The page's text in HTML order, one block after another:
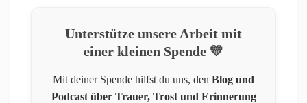
Unterstütze unsere Arbeit mit
einer kleinen Spende 💛
Mit deiner Spende hilfst du uns, den Blog und
Podcast über Trauer, Trost und Erinnerung